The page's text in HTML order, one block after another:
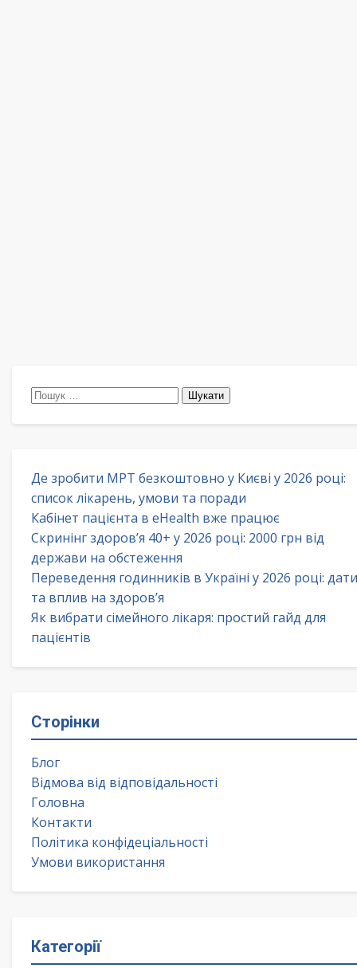
Пошук:
Де зробити МРТ безкоштовно у Києві у 2026 році:
список лікарень, умови та поради
Кабінет пацієнта в eHealth вже працює
Скринінг здоров’я 40+ у 2026 році: 2000 грн від
держави на обстеження
Переведення годинників в Україні у 2026 році: дати
та вплив на здоров’я
Як вибрати сімейного лікаря: простий гайд для
пацієнтів
Сторінки
Блог
Відмова від відповідальності
Головна
Контакти
Політика конфідеціальності
Умови використання
Категорії